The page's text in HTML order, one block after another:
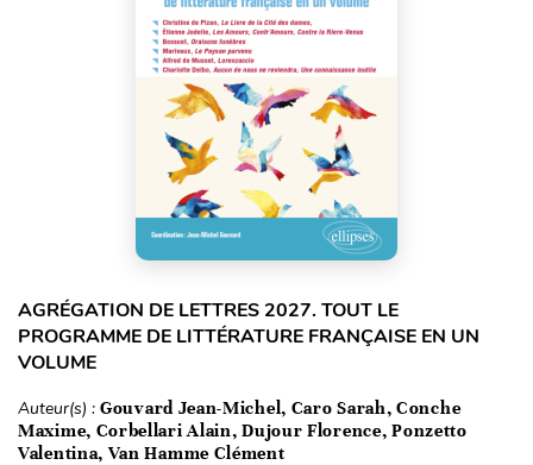
AGRÉGATION DE LETTRES 2027. TOUT LE
PROGRAMME DE LITTÉRATURE FRANÇAISE EN UN
VOLUME
Auteur(s) : Gouvard Jean-Michel, Caro Sarah, Conche
Maxime, Corbellari Alain, Dujour Florence, Ponzetto
Valentina, Van Hamme Clément